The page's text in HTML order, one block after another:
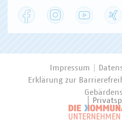
Facebook Instagram YouTube
Impressum
Erklärung zur